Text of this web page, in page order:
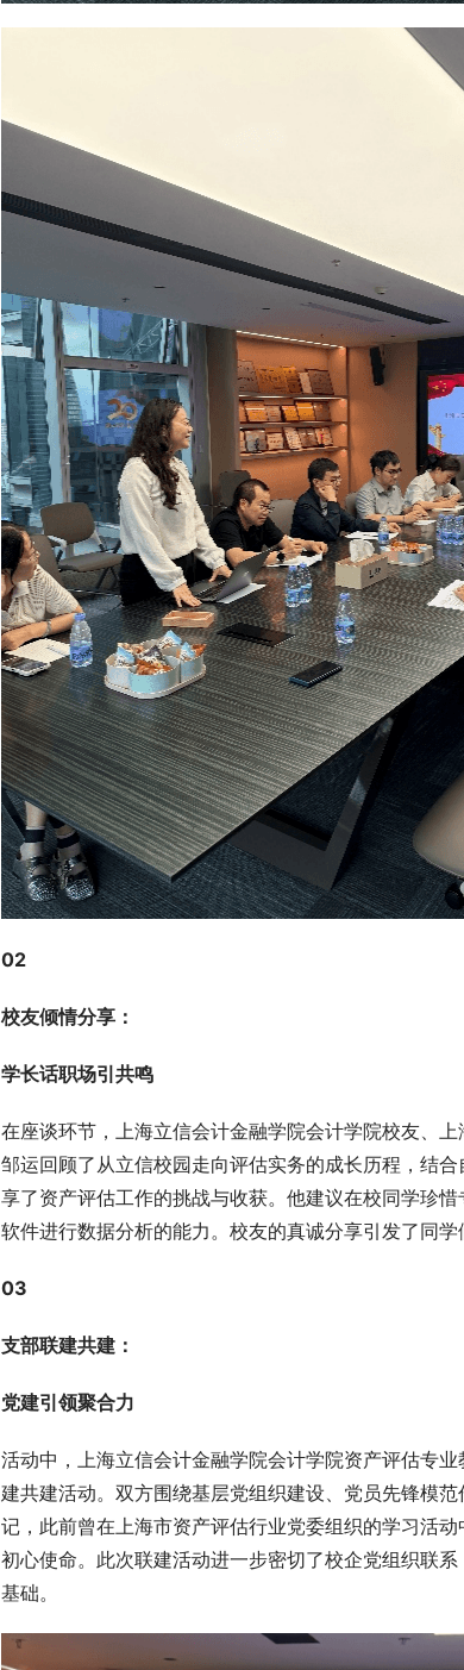
02
校友倾情分享：
学长话职场引共鸣
在座谈环节，上海立信会计金融学院会计学院校友、
邹运回顾了从立信校园走向评估实务的成长历程，结
享了资产评估工作的挑战与收获。他建议在校同学珍
软件进行数据分析的能力。校友的真诚分享引发了同学
03
支部联建共建：
党建引领聚合力
活动中，上海立信会计金融学院会计学院资产评估专
建共建活动。双方围绕基层党组织建设、党员先锋模
记，此前曾在上海市资产评估行业党委组织的学习活
初心使命。此次联建活动进一步密切了校企党组织联
基础。